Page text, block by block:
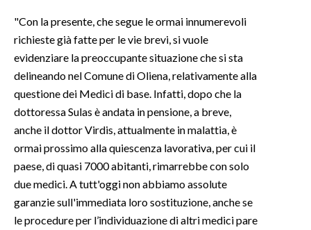
INFO AZIENDE
ABBONATI
ANNUNCI
NECROLOGI
PUBBLICITÀ
SPIAGGE
STORE
"Con la presente, che segue le ormai innumerevoli
richieste già fatte per le vie brevi, si vuole
evidenziare la preoccupante situazione che si sta
delineando nel Comune di Oliena, relativamente alla
questione dei Medici di base. Infatti, dopo che la
dottoressa Sulas è andata in pensione, a breve,
anche il dottor Virdis, attualmente in malattia, è
ormai prossimo alla quiescenza lavorativa, per cui il
paese, di quasi 7000 abitanti, rimarrebbe con solo
due medici. A tutt'oggi non abbiamo assolute
garanzie sull'immediata loro sostituzione, anche se
le procedure per l’individuazione di altri medici pare